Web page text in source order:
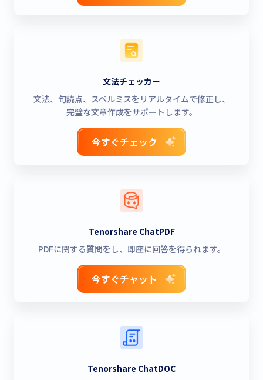
文法チェッカー
文法、句読点、スペルミスをリアルタイムで修正し、
完璧な文章作成をサポートします。
今すぐチェック
Tenorshare ChatPDF
PDFに関する質問をし、即座に回答を得られます。
今すぐチャット
Tenorshare ChatDOC